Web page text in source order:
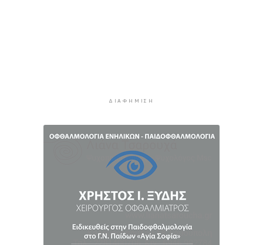
Φωτιά στη Νάξο στην περιοχή Μικρή Βίγλα –
Κινητοποιήθηκαν 10 πυροσβέστες
ΔΙΑΦΉΜΙΣΗ